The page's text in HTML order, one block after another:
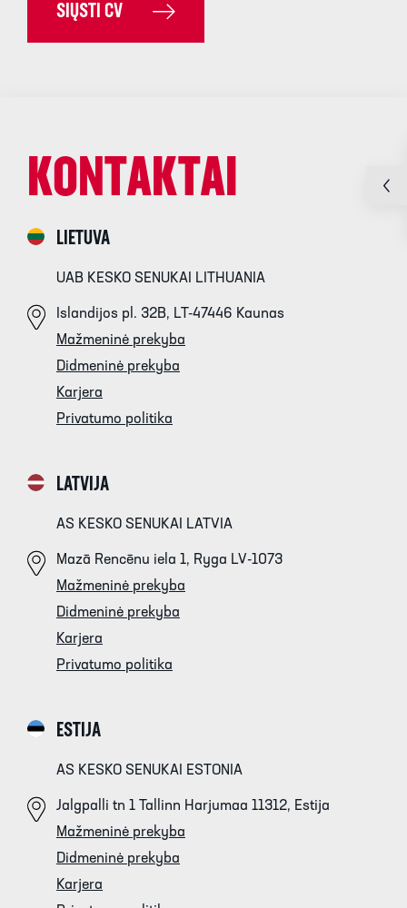
SIŲSTI CV
KONTAKTAI
LIETUVA
UAB KESKO SENUKAI LITHUANIA
Islandijos pl. 32B, LT-47446 Kaunas
Mažmeninė prekyba
Didmeninė prekyba
Karjera
Privatumo politika
LATVIJA
AS KESKO SENUKAI LATVIA
Mazā Rencēnu iela 1, Ryga LV-1073
Mažmeninė prekyba
Didmeninė prekyba
Karjera
Privatumo politika
ESTIJA
AS KESKO SENUKAI ESTONIA
Jalgpalli tn 1 Tallinn Harjumaa 11312, Estija
Mažmeninė prekyba
Didmeninė prekyba
Karjera